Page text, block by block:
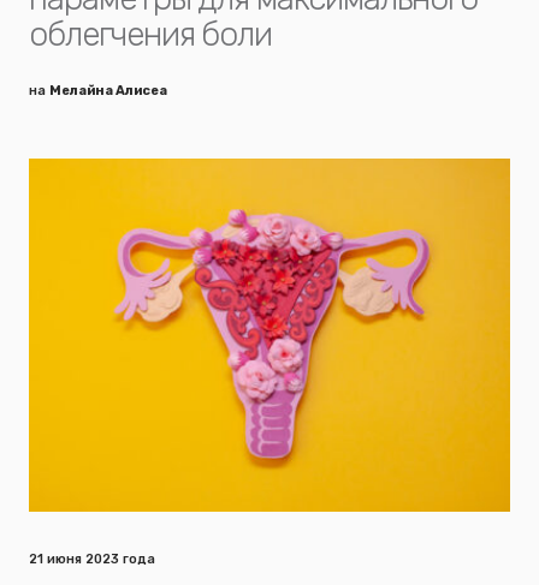
облегчения боли
на Мелайна Алисеа
21 июня 2023 года